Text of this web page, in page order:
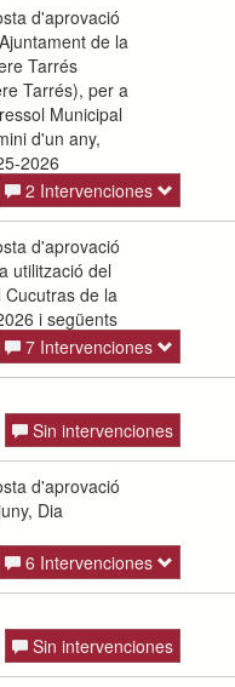
d'aprovació
de la
Tarrés
Tarrés), per a
Municipal
d'un any,
2026
2 Intervenciones
d'aprovació
utilització del
de la
i següents
7 Intervenciones
Sin intervenciones
d'aprovació
Dia
6 Intervenciones
Sin intervenciones